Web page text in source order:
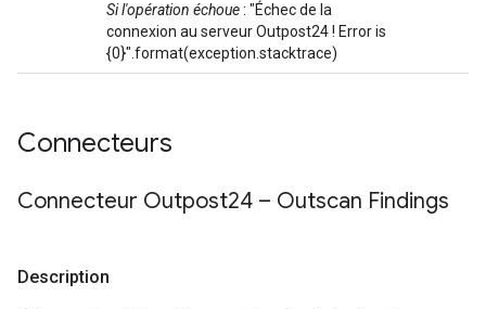
Si l'opération échoue: "Échec de la
connexion au serveur Outpost24 ! Error is
{0}".format(exception.stacktrace)
Connecteurs
Connecteur Outpost24 – Outscan Findings
Description